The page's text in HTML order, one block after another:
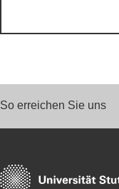
So erreichen Sie uns